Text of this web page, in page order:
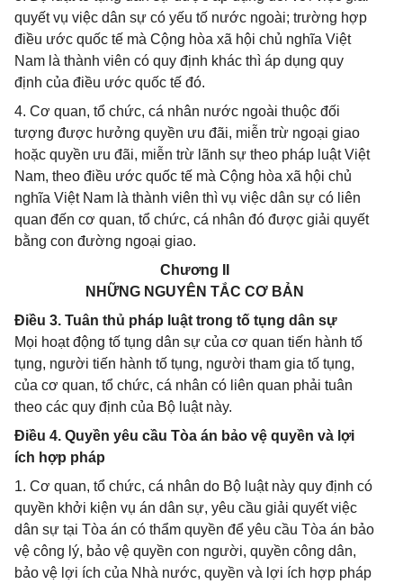
quyết vụ việc dân sự có yếu tố nước ngoài; trường hợp
điều ước quốc tế mà Cộng hòa xã hội chủ nghĩa Việt
Nam là thành viên có quy định khác thì áp dụng quy
định của điều ước quốc tế đó.
4. Cơ quan, tổ chức, cá nhân nước ngoài thuộc đối
tượng được hưởng quyền ưu đãi, miễn trừ ngoại giao
hoặc quyền ưu đãi, miễn trừ lãnh sự theo pháp luật Việt
Nam, theo điều ước quốc tế mà Cộng hòa xã hội chủ
nghĩa Việt Nam là thành viên thì vụ việc dân sự có liên
quan đến cơ quan, tổ chức, cá nhân đó được giải quyết
bằng con đường ngoại giao.
Chương II
NHỮNG NGUYÊN TẮC CƠ BẢN
Điều 3. Tuân thủ pháp luật trong tố tụng dân sự
Mọi hoạt động tố tụng dân sự của cơ quan tiến hành tố
tụng, người tiến hành tố tụng, người tham gia tố tụng,
của cơ quan, tổ chức, cá nhân có liên quan phải tuân
theo các quy định của Bộ luật này.
Điều 4. Quyền yêu cầu Tòa án bảo vệ quyền và lợi
ích hợp pháp
1. Cơ quan, tổ chức, cá nhân do Bộ luật này quy định có
quyền khởi kiện vụ án dân sự, yêu cầu giải quyết việc
dân sự tại Tòa án có thẩm quyền để yêu cầu Tòa án bảo
vệ công lý, bảo vệ quyền con người, quyền công dân,
bảo vệ lợi ích của Nhà nước, quyền và lợi ích hợp pháp